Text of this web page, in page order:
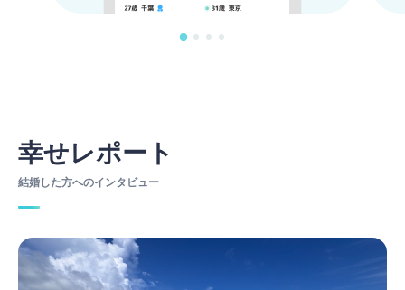
幸せレポート
結婚した方へのインタビュー